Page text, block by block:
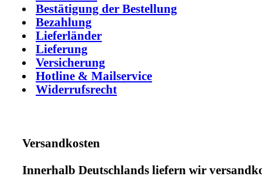
Bestätigung der Bestellung
Bezahlung
Lieferländer
Lieferung
Versicherung
Hotline & Mailservice
Widerrufsrecht
Versandkosten
Innerhalb Deutschlands liefern wir